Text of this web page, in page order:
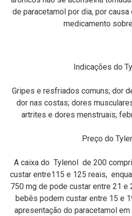
de paracetamol por dia, por
medicamento
Indicações do
Gripes e resfriados comuns; dor
dor nas costas; dores
artrites e dores menstruais;
Preço do
A caixa do Tylenol de 200
custar entre115 e 125 reais,
750 mg de pode custar entre 21
bebês podem custar entre 15 e
apresentação do paracetamol